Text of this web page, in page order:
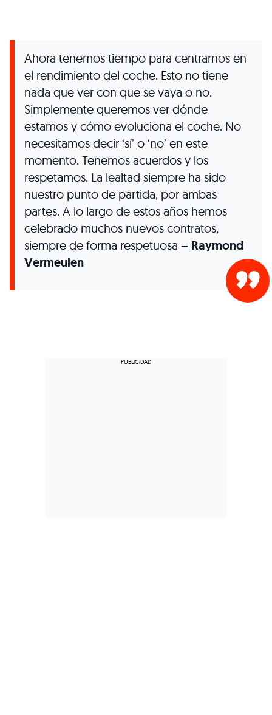
Ahora tenemos tiempo para centrarnos en
el rendimiento del coche. Esto no tiene
nada que ver con que se vaya o no.
Simplemente queremos ver dónde
estamos y cómo evoluciona el coche. No
necesitamos decir ‘sí’ o ‘no’ en este
momento. Tenemos acuerdos y los
respetamos. La lealtad siempre ha sido
nuestro punto de partida, por ambas
partes. A lo largo de estos años hemos
celebrado muchos nuevos contratos,
siempre de forma respetuosa – Raymond
Vermeulen